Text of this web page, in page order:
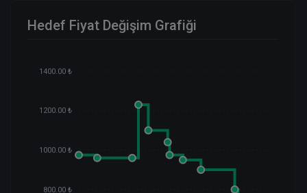
Hedef Fiyat Değişim Grafiği
1400.00 ₺
1200.00 ₺
1000.00 ₺
800.00 ₺